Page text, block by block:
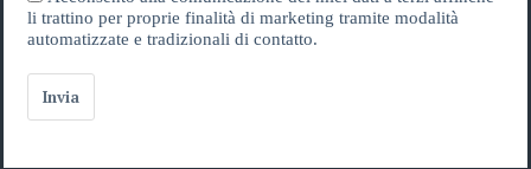
li trattino per proprie finalità di marketing tramite modalità
automatizzate e tradizionali di contatto.
Invia